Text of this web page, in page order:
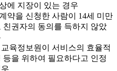
에 지장이 있는 경우
약을 신청한 사람이 14세 미만
친권자의 동의를 득하지 않았
육정보원이 서비스의 효율적
등을 위하여 필요하다고 인정